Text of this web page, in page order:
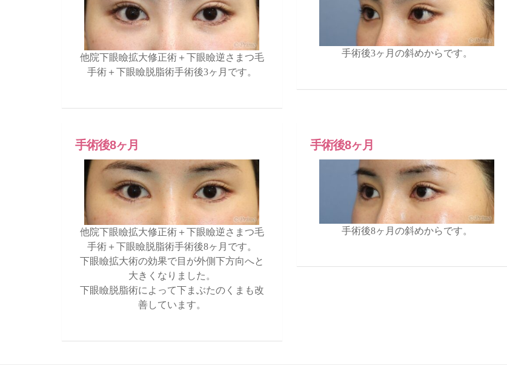
他院下眼瞼拡大修正術＋下眼瞼逆さまつ毛
手術＋下眼瞼脱脂術手術後3ヶ月です。
手術後3ヶ月の斜めからです。
手術後8ヶ月
他院下眼瞼拡大修正術＋下眼瞼逆さまつ毛
手術＋下眼瞼脱脂術手術後8ヶ月です。
下眼瞼拡大術の効果で目が外側下方向へと
大きくなりました。
下眼瞼脱脂術によって下まぶたのくまも改
善しています。
手術後8ヶ月
手術後8ヶ月の斜めからです。